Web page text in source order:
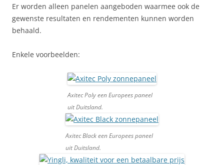
Er worden alleen panelen aangeboden waarmee ook de
gewenste resultaten en rendementen kunnen worden
behaald.
Enkele voorbeelden:
Axitec Poly een Europees paneel
uit Duitsland.
Axitec Black een Europees paneel
uit Duitsland.